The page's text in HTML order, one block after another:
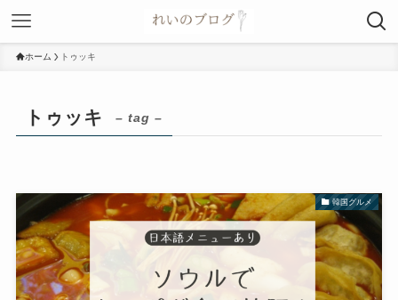
ホーム トゥッキ
トゥッキ – tag –
韓国グルメ